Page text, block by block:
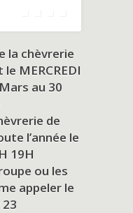
la chèvrerie
MERCREDI
au 30
de
l’année le
19H
ou les
appeler le